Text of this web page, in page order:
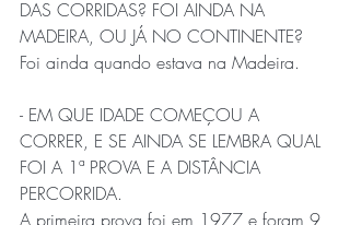
DAS CORRIDAS? FOI AINDA NA
MADEIRA, OU JÁ NO CONTINENTE?
Foi ainda quando estava na Madeira.
- EM QUE IDADE COMEÇOU A
CORRER, E SE AINDA SE LEMBRA QUAL
FOI A 1ª PROVA E A DISTÂNCIA
PERCORRIDA.
A primeira prova foi em 1977 e foram 9